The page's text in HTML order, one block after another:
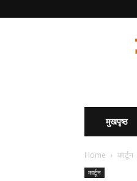
मुखपृष्ठ
Home कार्टून
कार्टून